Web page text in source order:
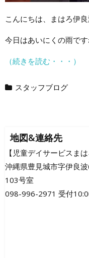
こんにちは、まはろ伊
今日はあいにくの雨で
（続きを読む・・・）
スタッフブログ
地図&連絡先
【児童デイサービスまは
沖縄県豊見城市字伊良
103号室
098-996-2971 受付